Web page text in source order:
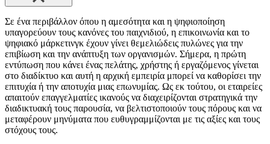
Σε ένα περιβάλλον όπου η αμεσότητα και η ψηφιοποίηση
υπαγορεύουν τους κανόνες του παιχνιδιού, η επικοινωνία και το
ψηφιακό μάρκετινγκ έχουν γίνει θεμελιώδεις πυλώνες για την
επιβίωση και την ανάπτυξη των οργανισμών. Σήμερα, η πρώτη
εντύπωση που κάνει ένας πελάτης, χρήστης ή εργαζόμενος γίνεται
στο διαδίκτυο και αυτή η αρχική εμπειρία μπορεί να καθορίσει την
επιτυχία ή την αποτυχία μιας επωνυμίας. Ως εκ τούτου, οι εταιρείες
απαιτούν επαγγελματίες ικανούς να διαχειρίζονται στρατηγικά την
διαδικτυακή τους παρουσία, να βελτιστοποιούν τους πόρους και να
μεταφέρουν μηνύματα που ευθυγραμμίζονται με τις αξίες και τους
στόχους τους.